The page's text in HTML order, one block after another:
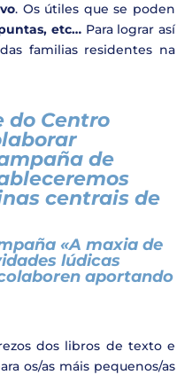
. Os útiles que se poden
etc… Para lograr así
familias residentes na
do Centro
de
centrais de
«A maxia de
lúdicas
aportando
dos libros de texto e
os/as máis pequenos/as